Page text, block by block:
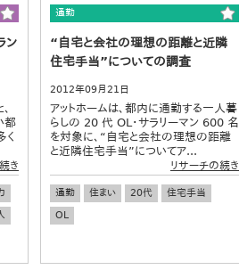
ン
都
く
き
通勤
“自宅と会社の理想の距離と近隣
住宅手当”についての調査
2012年09月21日
アットホームは、都内に通勤する一人暮
らしの 20 代 OL・サラリーマン 600 名
を対象に、“自宅と会社の理想の距離
と近隣住宅手当”についてア...
リサーチの続き
通勤 住まい 20代
住宅手当
OL